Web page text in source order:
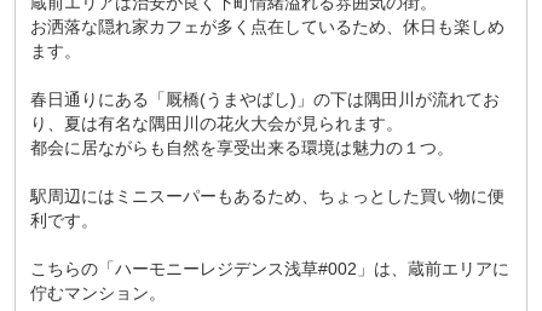
お洒落な隠れ家カフェが多く点在しているため、休日も楽しめ
ます。
春日通りにある「厩橋(うまやばし)」の下は隅田川が流れてお
り、夏は有名な隅田川の花火大会が見られます。
都会に居ながらも自然を享受出来る環境は魅力の１つ。
駅周辺にはミニスーパーもあるため、ちょっとした買い物に便
利です。
こちらの「ハーモニーレジデンス浅草#002」は、蔵前エリアに
佇むマンション。